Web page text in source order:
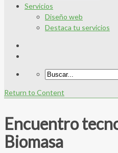
Servicios
Diseño web
Destaca tu servicios
Return to Content
Encuentro
Biomasa